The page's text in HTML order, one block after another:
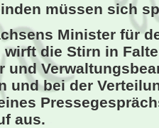
müssen sich
Minister für
wirft die Stirn in
und
und bei der
aus.